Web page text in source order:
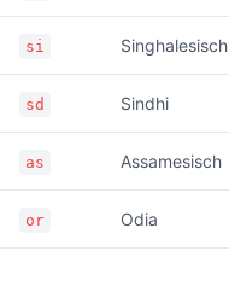
si Singhalesisch
sd Sindhi
as Assamesisch
or Odia